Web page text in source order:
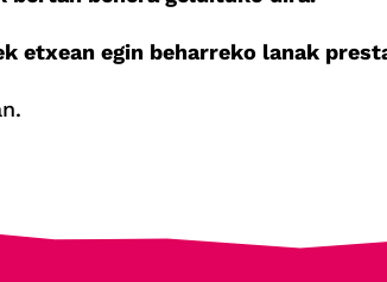
etxean egin beharreko lanak